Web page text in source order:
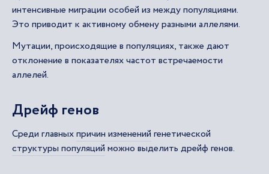
интенсивные миграции особей из между популяциями.
Это приводит к активному обмену разными аллелями.
Мутации, происходящие в популяциях, также дают
отклонение в показателях частот встречаемости
аллелей.
Дрейф генов
Среди главныхпричин изменений генетической
структуры популяций можно выделить дрейф генов.